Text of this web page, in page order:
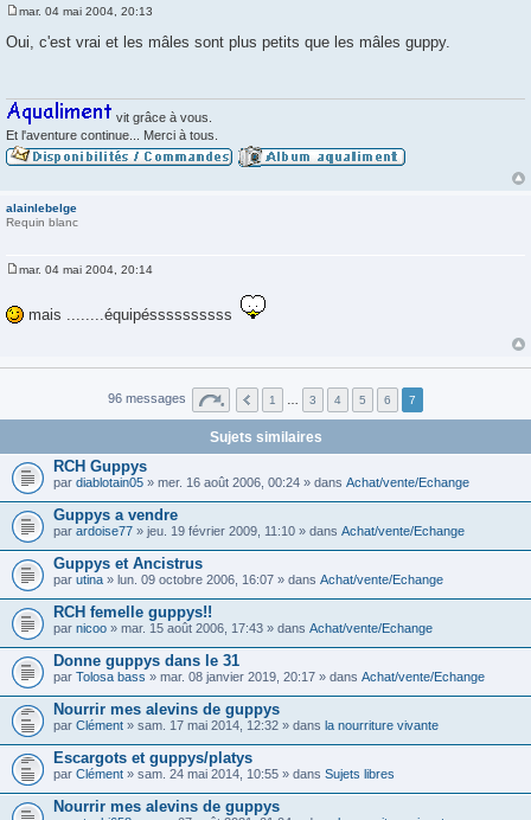
s
e
mar. 04 mai 2004, 20:13
Oui, c'est vrai et les mâles sont plus petits que les mâles guppy.
vit grâce à vous.
Et l'aventure continue... Merci à tous.
alainlebelge
Requin blanc
s
s
e
mar. 04 mai 2004, 20:14
mais ........équipéssssssssss
96 messages 1 3 4 5 6 7
Sujets similaires
RCH Guppys
par diablotain05 » mer. 16 août 2006, 00:24 » dans Achat/vente/Echange
Guppys a vendre
par ardoise77 » jeu. 19 février 2009, 11:10 » dans Achat/vente/Echange
Guppys et Ancistrus
par utina » lun. 09 octobre 2006, 16:07 » dans Achat/vente/Echange
RCH femelle guppys!!
par nicoo » mar. 15 août 2006, 17:43 » dans Achat/vente/Echange
Donne guppys dans le 31
par Tolosa bass » mar. 08 janvier 2019, 20:17 » dans Achat/vente/Echange
Nourrir mes alevins de guppys
par Clément » sam. 17 mai 2014, 12:32 » dans la nourriture vivante
Escargots et guppys/platys
par Clément » sam. 24 mai 2014, 10:55 » dans Sujets libres
Nourrir mes alevins de guppys